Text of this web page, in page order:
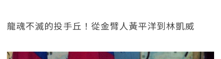
龍魂不滅的投手丘！從金臂人黃平洋到林凱威